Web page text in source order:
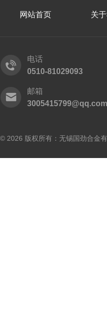
网站首页 关
电话
0510-81029093
邮箱
3005415799@qq.com
© 2026 版权所有：无锡国劲合金